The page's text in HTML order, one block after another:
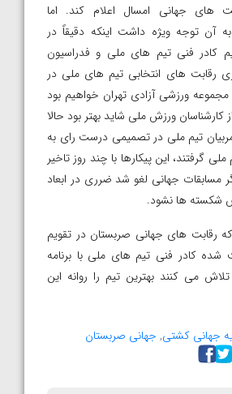
های جهانی امسال اعلام کند. اما
آن توجه ویژه داشت اینکه دقیقاً در
کادر فنی تیم های ملی و فدراسیون
رقابت های انتخابی تیم های ملی در
نفری مجموعه ورزشی آزادی تهران خواهیم بود
کارشناسان ورزش ملی شاید بهتر بود حالا
تیم ملی در تصمیمی درست رای به
ملی گرفتند، این پیکارها با چند روز تاخیر
مسابقات جهانی لغو شد ضرری در ابعاد
شکسته ها نشود.
که رقابت های جهانی صربستان در تقویم
شده کادر فنی تیم های ملی با برنامه
می کنند بهترین تیم را روانه این
جهانی کشتی, جهانی صربستان